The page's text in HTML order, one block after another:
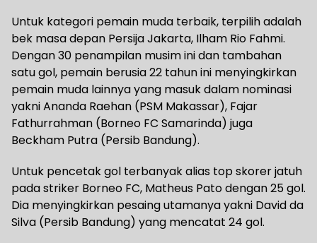
Untuk kategori pemain muda terbaik, terpilih adalah
bek masa depan Persija Jakarta, Ilham Rio Fahmi.
Dengan 30 penampilan musim ini dan tambahan
satu gol, pemain berusia 22 tahun ini menyingkirkan
pemain muda lainnya yang masuk dalam nominasi
yakni Ananda Raehan (PSM Makassar), Fajar
Fathurrahman (Borneo FC Samarinda) juga
Beckham Putra (Persib Bandung).
Untuk pencetak gol terbanyak alias top skorer jatuh
pada striker Borneo FC, Matheus Pato dengan 25 gol.
Dia menyingkirkan pesaing utamanya yakni David da
Silva (Persib Bandung) yang mencatat 24 gol.